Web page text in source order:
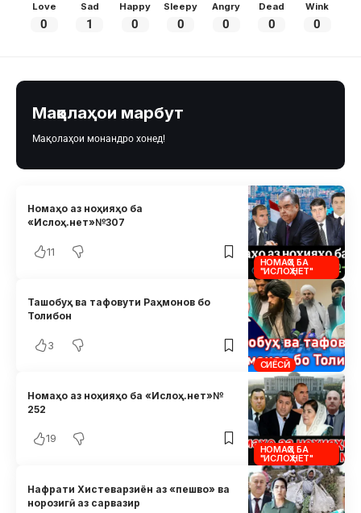
Love
0
Sad
1
Happy
0
Sleepy
0
Angry
0
Dead
0
Wink
0
Мақолаҳои марбут
Мақолаҳои монандро хонед!
НОМАҲО БА
"ИСЛОҲ.НЕТ"
Номаҳо аз ноҳияҳо ба
«Ислоҳ.нет»№307
11
СИЁСӢ
Ташобуҳ ва тафовути Раҳмонов бо
Толибон
3
НОМАҲО БА
"ИСЛОҲ.НЕТ"
Номаҳо аз ноҳияҳо ба «Ислоҳ.нет»№
252
19
Нафрати Хистеварзиён аз «пешво» ва
норозигӣ аз сарвазир